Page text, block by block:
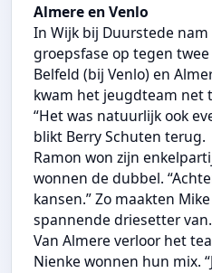
Almere en Venlo
In Wijk bij Duurstede
groepsfase op tegen
Belfeld (bij Venlo) en
kwam het jeugdteam net
“Het was natuurlijk ook
blikt Berry Schuten terug.
Ramon won zijn
wonnen de dubbel.
kansen.” Zo maakten
spannende driesetter van.
Van Almere verloor het
Nienke wonnen hun mix.